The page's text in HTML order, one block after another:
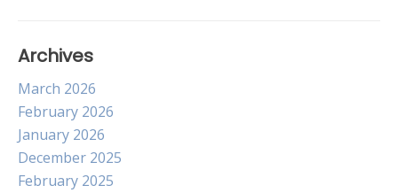
Archives
March 2026
February 2026
January 2026
December 2025
February 2025